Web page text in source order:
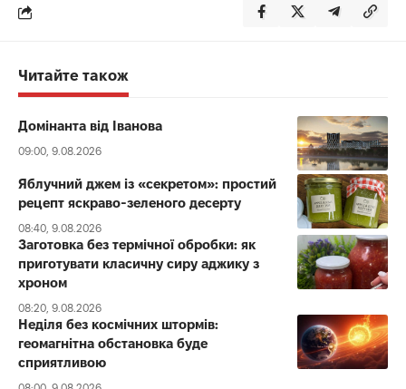
Читайте також
Домінанта від Іванова
09:00, 9.08.2026
Яблучний джем із «секретом»: простий
рецепт яскраво-зеленого десерту
08:40, 9.08.2026
Заготовка без термічної обробки: як
приготувати класичну сиру аджику з
хроном
08:20, 9.08.2026
Неділя без космічних штормів:
геомагнітна обстановка буде
сприятливою